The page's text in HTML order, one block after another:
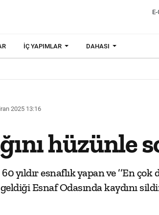
İÇ YAPIMLAR DAHASI
2025 13:16
hüzünle
yıldır esnaflık yapan ve ’’En
Esnaf Odasında kaydını